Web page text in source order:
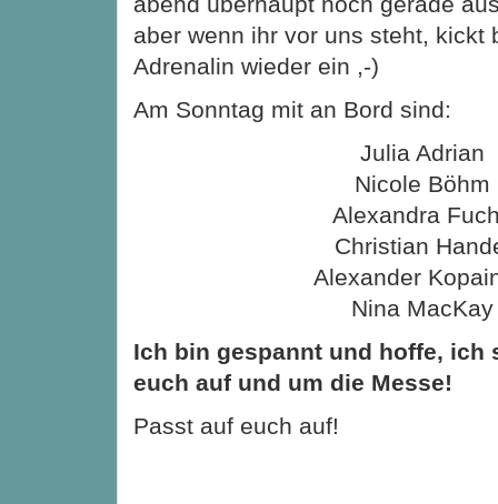
aber wenn ihr vor uns steht, kickt
Adrenalin wieder ein ,-)
Am Sonntag mit an Bord sind:
Julia Adrian
Nicole Böhm
Alexandra
Christian
Alexander
Nina MacKay
Ich bin gespannt und hoffe, ich
euch auf und um die Messe!
Passt auf euch auf!